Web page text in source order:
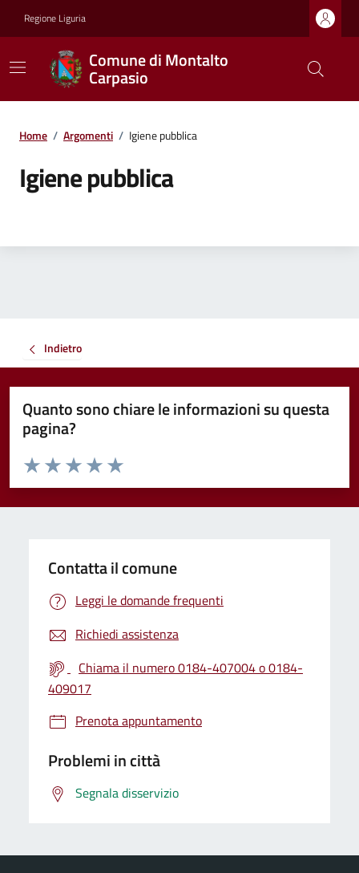
Regione Liguria
Comune di Montalto
Carpasio
Home / Argomenti / Igiene pubblica
Igiene pubblica
Indietro
Quanto sono chiare le informazioni su questa
pagina?
Valuta da 1 a 5 stelle la pagina
Valuta 5 stelle su 5
Valuta 4 stelle su 5
Valuta 3 stelle su 5
Valuta 2 stelle su 5
Valuta 1 stelle su 5
Contatta il comune
Leggi le domande frequenti
Richiedi assistenza
Chiama il numero 0184-407004 o 0184-
409017
Prenota appuntamento
Problemi in città
Segnala disservizio